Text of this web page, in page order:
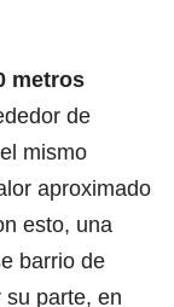
metros
de
mismo
aproximado
esto, una
barrio de
su parte, en